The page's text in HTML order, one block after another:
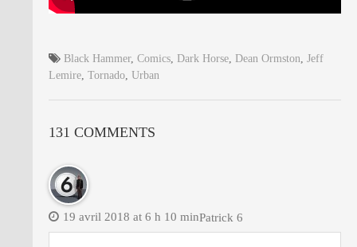
Black Hammer, Comics Dark Horse Dean Ormston Jeff
Lemire Tornado Urban
131 COMMENTS
Patrick 6
19 avril 2018 at 6 h 10 min